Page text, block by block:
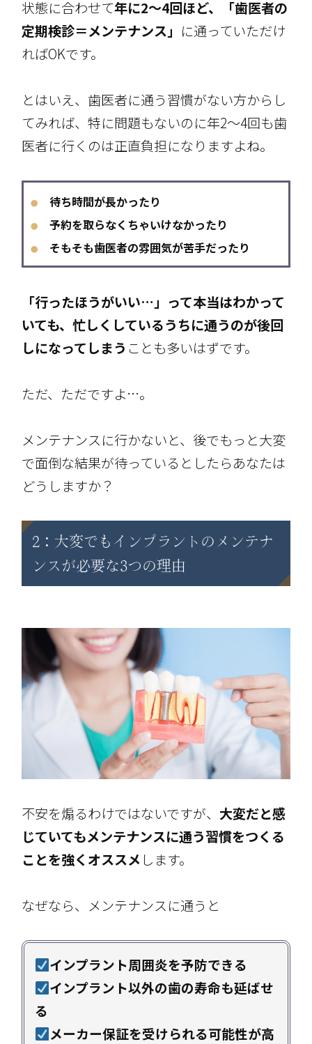
状態に合わせて年に2～4回ほど、「歯医者の
定期検診＝メンテナンス」 に通っていただけ
ればOKです。
とはいえ、歯医者に通う習慣がない方からし
てみれば、特に問題もないのに年2～4回も歯
医者に行くのは正直負担になりますよね。
● 待ち時間が長かったり
● 予約を取らなくちゃいけなかったり
● そもそも歯医者の雰囲気が苦手だったり
「行ったほうがいい…」って本当はわかって
いても、忙しくしているうちに通うのが後回
しになってしまう ことも多いはずです。
ただ、ただですよ…。
メンテナンスに行かないと、後でもっと大変
で面倒な結果が待っているとしたらあなたは
どうしますか？
2：大変でもインプラントのメンテナ
ンスが必要な3つの理由
不安を煽るわけではないですが、 大変だと感
じていてもメンテナンスに通う習慣をつくる
ことを強くオススメ します。
なぜなら、メンテナンスに通うと
インプラント周囲炎を予防できる
インプラント以外の歯の寿命も延ばせ
る
メーカー保証を受けられる可能性が高